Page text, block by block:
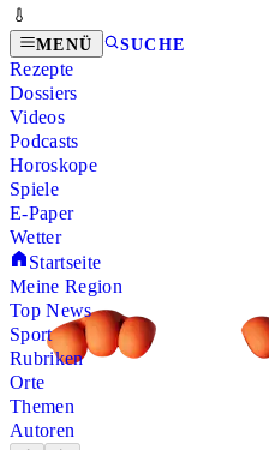
MENÜ SUCHE
Rezepte
Dossiers
Videos
Podcasts
Horoskope
Spiele
E-Paper
Wetter
Startseite
Meine Region
Top News
Sport
Rubriken
Orte
Themen
Autoren